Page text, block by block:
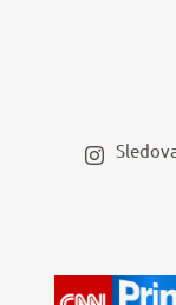
Hodnocení